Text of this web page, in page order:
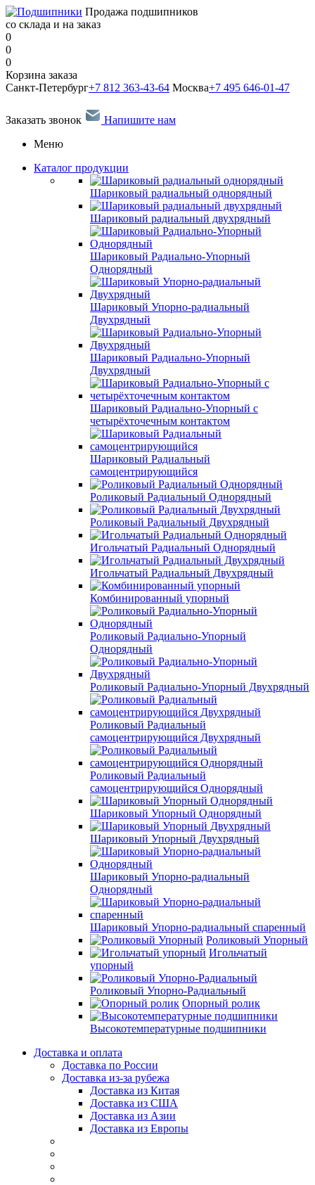
Продажа подшипников
со склада и на заказ
0
0
0
Корзина заказа
Санкт-Петербург+7 812 363-43-64 Москва+7 495 646-01-47
Заказать звонок
Напишите нам
Меню
Каталог продукции
Шариковый радиальный однорядный
Шариковый радиальный двухрядный
Шариковый Радиально-Упорный
Однорядный
Шариковый Упорно-радиальный
Двухрядный
Шариковый Радиально-Упорный
Двухрядный
Шариковый Радиально-Упорный с
четырёхточечным контактом
Шариковый Радиальный
самоцентрирующийся
Роликовый Радиальный Однорядный
Роликовый Радиальный Двухрядный
Игольчатый Радиальный Однорядный
Игольчатый Радиальный Двухрядный
Комбинированный упорный
Роликовый Радиально-Упорный
Однорядный
Роликовый Радиально-Упорный Двухрядный
Роликовый Радиальный
самоцентрирующийся Двухрядный
Роликовый Радиальный
самоцентрирующийся Однорядный
Шариковый Упорный Однорядный
Шариковый Упорный Двухрядный
Шариковый Упорно-радиальный
Однорядный
Шариковый Упорно-радиальный спаренный
Роликовый Упорный
Игольчатый
упорный
Роликовый Упорно-Радиальный
Опорный ролик
Высокотемпературные подшипники
Доставка и оплата
Доставка по России
Доставка из-за рубежа
Доставка из Китая
Доставка из США
Доставка из Азии
Доставка из Европы